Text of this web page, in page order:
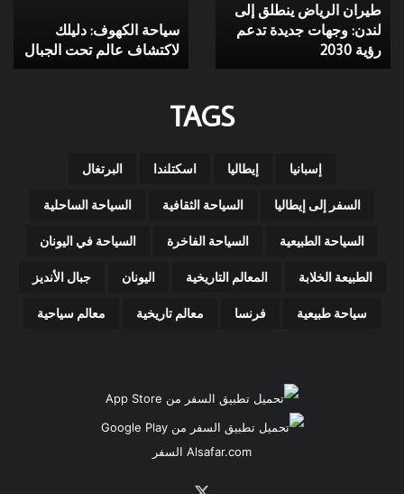
وجهات
جديدة
تدعم
رؤية
طيران الرياض ينطلق إلى
لندن: وجهات جديدة تدعم
رؤية 2030
الجبال
سياحة الكهوف: دليلك
لاكتشاف عالم تحت الجبال
TAGS
إسبانيا إيطاليا اسكتلندا البرتغال
السفر إلى إيطاليا السياحة الثقافية السياحة الساحلية
السياحة الطبيعية السياحة الفاخرة السياحة في اليونان
الطبيعة الخلابة المعالم التاريخية اليونان جبال الأنديز
سياحة طبيعية فرنسا معالم تاريخية معالم سياحية
Alsafar.com السفر